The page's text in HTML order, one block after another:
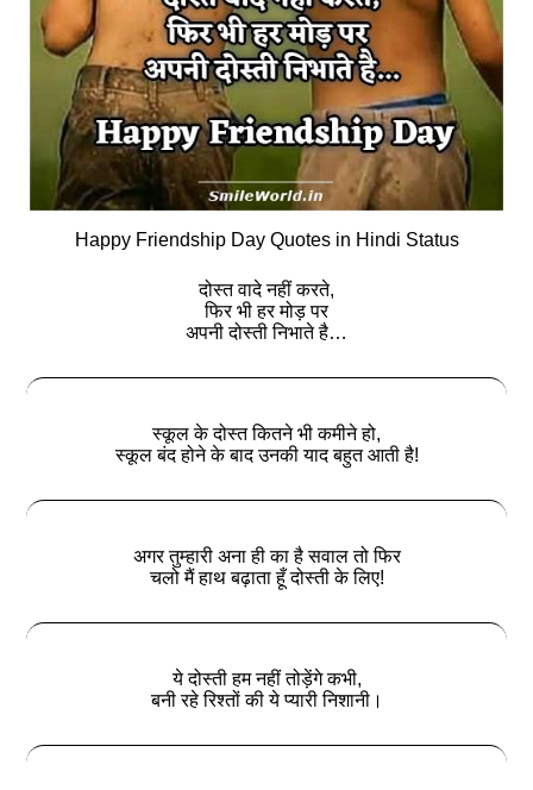
Happy Friendship Day Quotes in Hindi Status
दोस्‍त वादे नहीं करते,
फिर भी हर मोड़ पर
अपनी दोस्‍ती निभाते है…
स्कूल के दोस्त कितने भी कमीने हो,
स्कूल बंद होने के बाद उनकी याद बहुत आती है!
अगर तुम्हारी अना ही का है सवाल तो फिर
चलो मैं हाथ बढ़ाता हूँ दोस्ती के लिए!
ये दोस्ती हम नहीं तोड़ेंगे कभी,
बनी रहे रिश्तों की ये प्यारी निशानी।